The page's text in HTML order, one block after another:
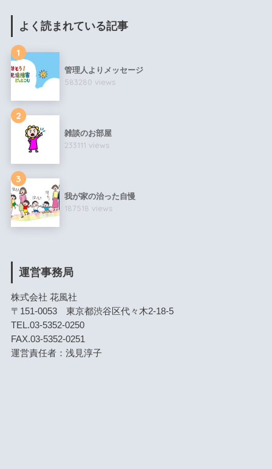
よく読まれている記事
1
管理人よりメッセージ
583280 views
2
雑談のお部屋
233111 views
3
我が家の治った自慢
187518 views
運営事務局
株式会社 花風社
〒151-0053 東京都渋谷区代々木2-18-5
TEL.03-5352-0250
FAX.03-5352-0251
運営責任者：浅見淳子